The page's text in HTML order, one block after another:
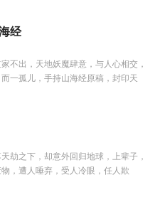
经
不出，天地妖魔肆意，与人心相交，
一孤儿，手持山海经原稿，封印天
劫之下，却意外回归地球，上辈子，
，遭人唾弃，受人冷眼，任人欺